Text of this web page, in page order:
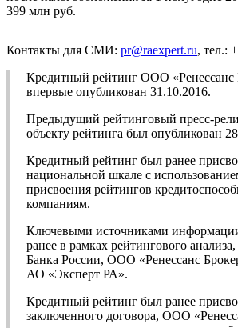
399 млн руб.
Контакты для СМИ: pr@raexpert.ru, тел.:
Кредитный рейтинг ООО «Ренессанс
впервые опубликован 31.10.2016.
Предыдущий рейтинговый пресс-
объекту рейтинга был опубликован
Кредитный рейтинг был ранее
национальной шкале с
присвоения рейтингов
компаниям.
Ключевыми источниками
ранее в рамках рейтингового
Банка России, ООО «Ренессанс
АО «Эксперт РА».
Кредитный рейтинг был ранее
заключенного договора, ООО